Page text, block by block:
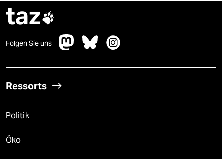
taz
Folgen Sie uns
Ressorts
Politik
Öko